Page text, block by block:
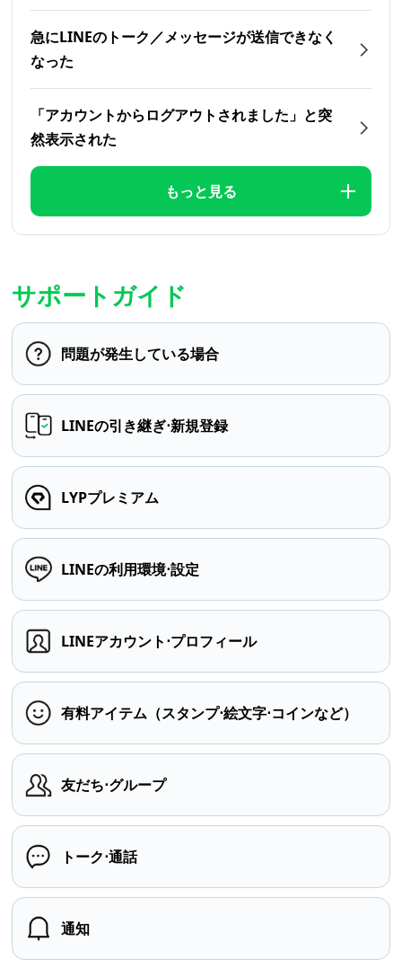
急にLINEのトーク／メッセージが送信できなく
なった
「アカウントからログアウトされました」と突
然表示された
もっと見る
サポートガイド
問題が発生している場合
LINEの引き継ぎ⋅新規登録
LYPプレミアム
LINEの利用環境⋅設定
LINEアカウント⋅プロフィール
有料アイテム（スタンプ⋅絵文字⋅コインなど）
友だち⋅グループ
トーク⋅通話
通知